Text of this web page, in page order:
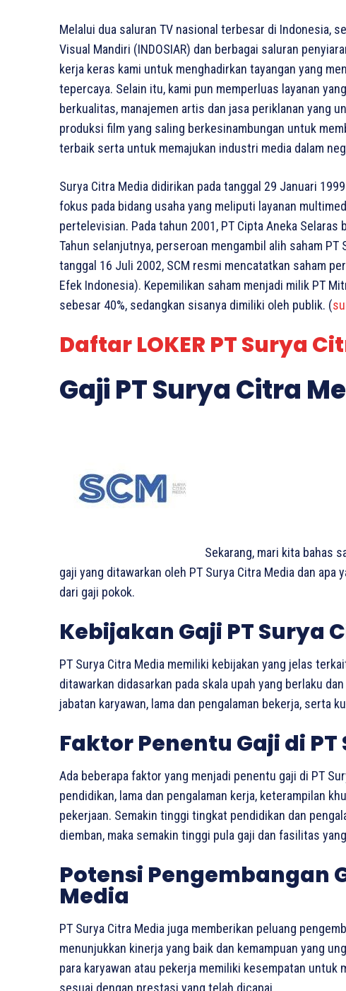
Melalui dua saluran TV nasional terbesar di Indonesia,
Visual Mandiri (INDOSIAR) dan berbagai saluran
kerja keras kami untuk menghadirkan tayangan yang
tepercaya. Selain itu, kami pun memperluas layanan
berkualitas, manajemen artis dan jasa periklanan yang
produksi film yang saling berkesinambungan untuk
terbaik serta untuk memajukan industri media dalam
Surya Citra Media didirikan pada tanggal 29 Januari
fokus pada bidang usaha yang meliputi layanan
pertelevisian. Pada tahun 2001, PT Cipta Aneka Selaras
Tahun selanjutnya, perseroan mengambil alih saham PT
tanggal 16 Juli 2002, SCM resmi mencatatkan saham
Efek Indonesia). Kepemilikan saham menjadi milik PT
sebesar 40%, sedangkan sisanya dimiliki oleh publik. (
Daftar LOKER PT Surya
Gaji PT Surya Citra
Sekarang, mari kita bahas
gaji yang ditawarkan oleh PT Surya Citra Media dan apa
dari gaji pokok.
Kebijakan Gaji PT Surya
PT Surya Citra Media memiliki kebijakan yang jelas
ditawarkan didasarkan pada skala upah yang berlaku
jabatan karyawan, lama dan pengalaman bekerja, serta
Faktor Penentu Gaji di
Ada beberapa faktor yang menjadi penentu gaji di PT
pendidikan, lama dan pengalaman kerja, keterampilan
pekerjaan. Semakin tinggi tingkat pendidikan dan
diemban, maka semakin tinggi pula gaji dan fasilitas
Potensi Pengembangan
Media
PT Surya Citra Media juga memberikan peluang
menunjukkan kinerja yang baik dan kemampuan yang
para karyawan atau pekerja memiliki kesempatan untuk
sesuai dengan prestasi yang telah dicapai.